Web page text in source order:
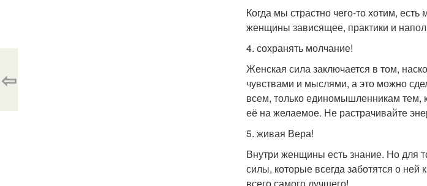
Когда мы страстно чего-то хотим,
женщины зависящее, практики и
4. сохранять молчание!
Женская сила заключается в том,
чувствами и мыслями, а это можно
всем, только единомышленникам тем,
её на желаемое. Не растрачивайте
5. живая Вера!
Внутри женщины есть знание. Но для
силы, которые всегда заботятся о
⇦